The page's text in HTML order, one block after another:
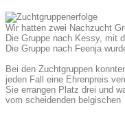
Wir hatten zwei Nachzucht
Die Gruppe nach Kessy, mit
Die Gruppe nach Feenja
Bei den Zuchtgruppen
jeden Fall eine Ehrenpreis
Sie errangen Platz drei und
vom scheidenden